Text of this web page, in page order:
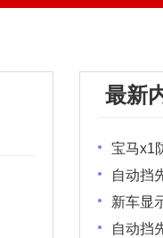
最新
宝马x1
自动挡
新车显
自动挡